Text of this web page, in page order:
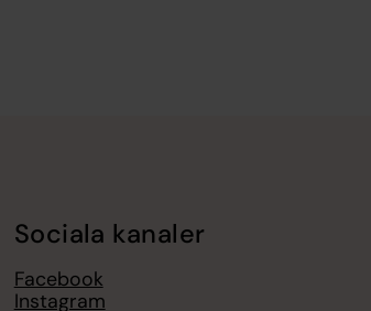
Sociala kanaler
Facebook
Instagram